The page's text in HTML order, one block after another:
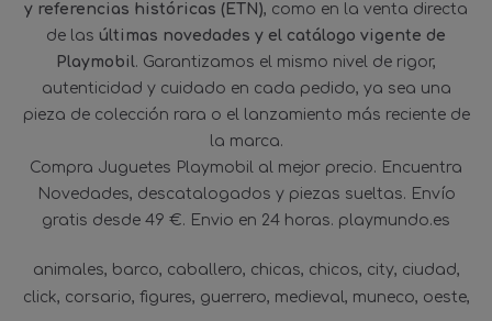
y referencias históricas (ETN), como en la venta directa
de las últimas novedades y el catálogo vigente de
Playmobil. Garantizamos el mismo nivel de rigor,
autenticidad y cuidado en cada pedido, ya sea una
pieza de colección rara o el lanzamiento más reciente de
la marca.
Compra Juguetes Playmobil al mejor precio. Encuentra
Novedades, descatalogados y piezas sueltas. Envío
gratis desde 49 €. Envio en 24 horas. playmundo.es
animales barco caballero chicas chicos city ciudad
click corsario figures guerrero medieval muneco oeste